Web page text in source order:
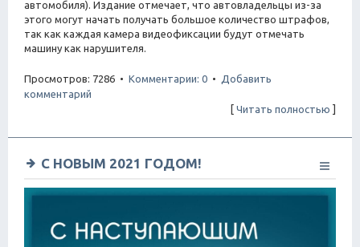
автомобиля). Издание отмечает, что автовладельцы из-за
этого могут начать получать большое количество штрафов,
так как каждая камера видеофиксации будут отмечать
машину как нарушителя.
Просмотров: 7286 • Комментарии: 0 •
Добавить
комментарий
[ Читать полностью ]
С НОВЫМ 2021 ГОДОМ!